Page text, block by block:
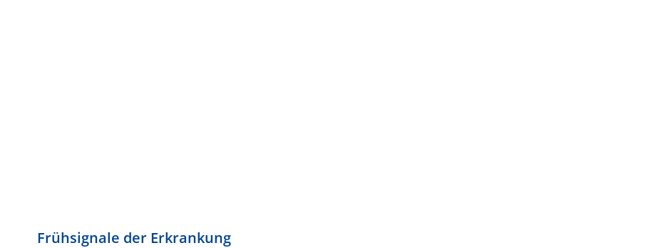
Frühsignale der Erkrankung